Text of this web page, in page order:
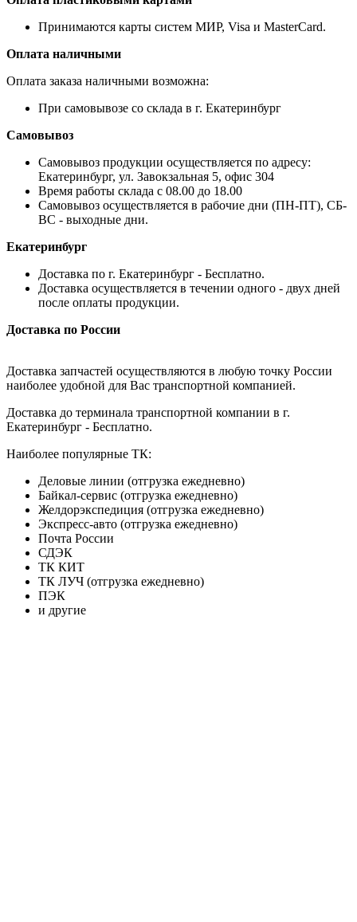
Принимаются карты систем МИР, Visa и MasterCard.
Оплата наличными
Оплата заказа наличными возможна:
При самовывозе со склада в г. Екатеринбург
Самовывоз
Самовывоз продукции осуществляется по адресу:
Екатеринбург, ул. Завокзальная 5, офис 304
Время работы склада с 08.00 до 18.00
Самовывоз осуществляется в рабочие дни (ПН-ПТ), СБ-
ВС - выходные дни.
Екатеринбург
Доставка по г. Екатеринбург - Бесплатно.
Доставка осуществляется в течении одного - двух дней
после оплаты продукции.
Доставка по России
Доставка запчастей осуществляются в любую точку России
наиболее удобной для Вас транспортной компанией.
Доставка до терминала транспортной компании в г.
Екатеринбург - Бесплатно.
Наиболее популярные ТК:
Деловые линии (отгрузка ежедневно)
Байкал-сервис (отгрузка ежедневно)
Желдорэкспедиция (отгрузка ежедневно)
Экспресс-авто (отгрузка ежедневно)
Почта России
СДЭК
ТК КИТ
ТК ЛУЧ (отгрузка ежедневно)
ПЭК
и другие